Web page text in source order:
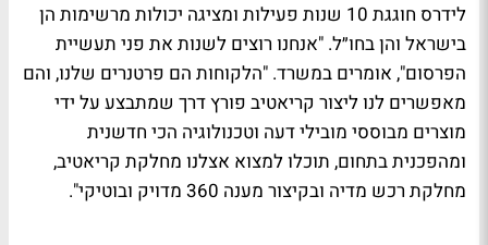
לידרס חוגגת 10 שנות פעילות ומציגה יכולות מרשימות הן
בישראל והן בחו״ל. "אנחנו רוצים לשנות את פני תעשיית
הפרסום", אומרים במשרד. "הלקוחות הם פרטנרים שלנו, והם
מאפשרים לנו ליצור קריאטיב פורץ דרך שמתבצע על ידי
מוצרים מבוססי מובילי דעה וטכנולוגיה הכי חדשנית
ומהפכנית בתחום, תוכלו למצוא אצלנו מחלקת קריאטיב,
מחלקת רכש מדיה ובקיצור מענה 360 מדויק ובוטיקי".